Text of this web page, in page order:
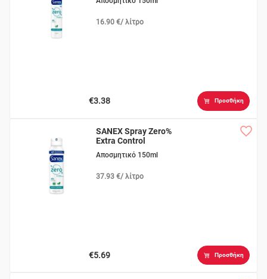
16.90 €/ λίτρο
€3.38 Προσθήκη
SANEX Spray Zero%
Extra Control
Αποσμητικό 150ml
37.93 €/ λίτρο
€5.69 Προσθήκη